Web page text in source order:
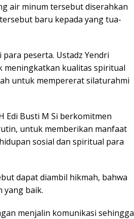
air minum tersebut diserahkan
baru kepada yang tua-
peserta. Ustadz Yendri
meningkatkan kualitas spiritual
untuk mempererat silaturahmi
Edi Busti M Si berkomitmen
untuk memberikan manfaat
sosial dan spiritual para
dapat diambil hikmah, bahwa
yang baik.
menjalin komunikasi sehingga